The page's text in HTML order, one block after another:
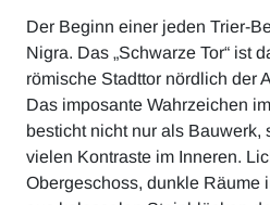
Der Beginn einer jeden Trier-
Nigra. Das „Schwarze Tor“ ist
römische Stadttor nördlich der
Das imposante Wahrzeichen
besticht nicht nur als Bauwerk,
vielen Kontraste im Inneren.
Obergeschoss, dunkle Räume